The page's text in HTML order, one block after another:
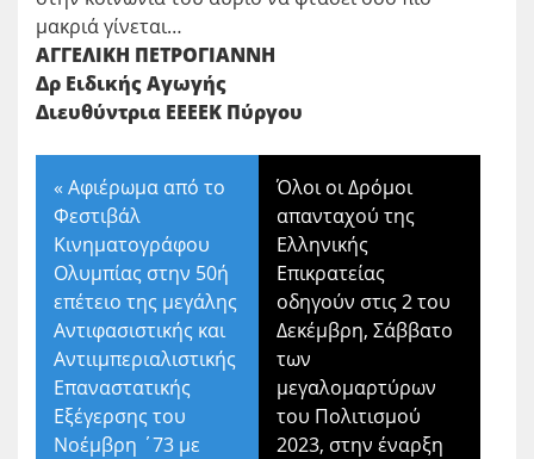
μακριά γίνεται…
ΑΓΓΕΛΙΚΗ ΠΕΤΡΟΓΙΑΝΝΗ
Δρ Ειδικής Αγωγής
Διευθύντρια ΕΕΕΕΚ Πύργου
« Αφιέρωμα από το
Φεστιβάλ
Κινηματογράφου
Ολυμπίας στην 50ή
επέτειο της μεγάλης
Αντιφασιστικής και
Αντιιμπεριαλιστικής
Επαναστατικής
Εξέγερσης του
Νοέμβρη ΄73 με
Όλοι οι Δρόμοι
απανταχού της
Ελληνικής
Επικρατείας
οδηγούν στις 2 του
Δεκέμβρη, Σάββατο
των
μεγαλομαρτύρων
του Πολιτισμού
2023, στην έναρξη